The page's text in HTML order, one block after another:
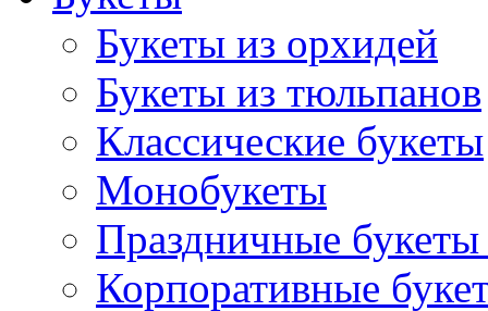
Букеты из орхидей
Букеты из тюльпанов
Классические букеты
Монобукеты
Праздничные букеты
Корпоративные